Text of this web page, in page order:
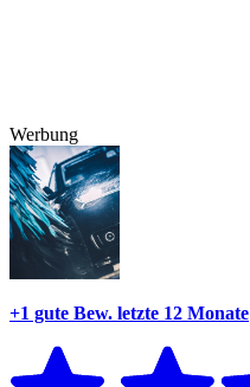
Werbung
+1 gute Bew. letzte 12 Monate